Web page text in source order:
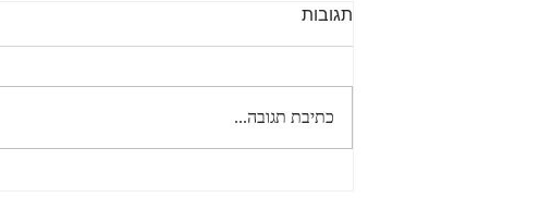
תגובות
כתיבת תגובה...